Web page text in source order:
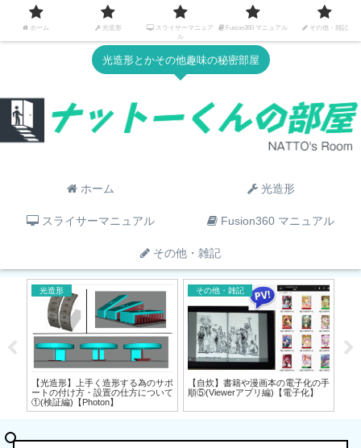
光造形とかその他趣味の秘密部屋
ホーム 光造形
スライサーマニュアル Fusion360 マニュアル
その他・雑記
光造形
【光造形】上手く造形する為のサポ
ートの付け方・設置の仕方について
①(検証編)【Photon】
その他・雑記
【自炊】書籍や漫画本の電子化の手
順⑤(Viewerアプリ編)【電子化】
ホーム 光造形
スライサーマニュア
ル
Fusion360 マニュアル その他・雑記